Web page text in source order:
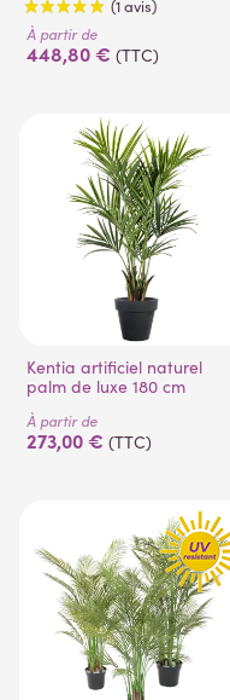
(1 avis)
À partir de
448,80 € (TTC)
Kentia artificiel naturel
palm de luxe 180 cm
À partir de
273,00 € (TTC)